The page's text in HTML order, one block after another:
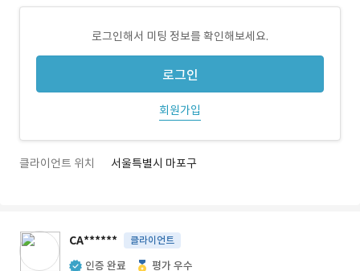
로그인해서 미팅 정보를 확인해보세요.
로그인
회원가입
클라이언트 위치 서울특별시 마포구
CA****** 클라이언트
인증 완료 평가 우수